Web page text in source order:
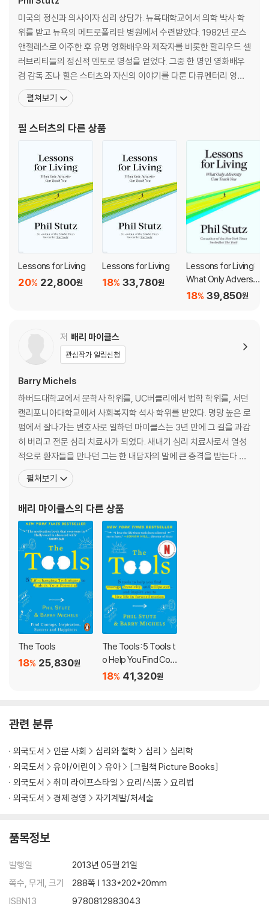
elf.”―Kathy Freston, author of Quantum Wellness
The Tools offers a solution to the biggest complaint patients
have about therapy: the interminable wait for change to begi
n. The traditional therapeutic model sets its sights on the pas
t, but psychiatrist Phil Stutz and psychotherapist Barry Michel
s employ an arsenal of techniques―“the tools”―that allow p
atients to use their problems as levers that access the power
of the unconscious and propel them into action. Suddenly, thr
ough this transformative approach, obstacles become new c
hances―to find courage, embrace discipline, develop self-ex
pression, deepen creativity.
A dynamic, results-oriented practice, The Tools aims to deliv
er relief from persistent problems and restore control and ho
pe right away. Every day presents challenges―big and small
―that the tools transform into opportunities to bring about b
old and dramatic change in your life. Stutz and Michels teach y
ou how to:
* Control Anger:Free yourself from out-of-control rage and
never-ending grudges.
ind your authentic voice.
* Combat Anxiety: Stop obsessive worrying and negative thi
nking.
* Find Discipline: Activate willpower and make the most of e
very minute.
With The Tools, Stutz and Michels allow you to realize the full r
ange of your potential. Their goal is nothing less than for your l
ife to become exceptional―exceptional in its resiliency, in its
experience of real happiness, and in its understanding of the h
uman spirit.
미국의 정신과 의사이자 심리 상담가. 뉴욕대학교에서 의학 박사 학
위를 받고 뉴욕의 메트로폴리탄 병원에서 수련받았다. 1982년 로스
앤젤레스로 이주한 후 유명 영화배우와 제작자를 비롯한 할리우드 셀
러브리티들의 정신적 멘토로 명성을 얻었다. 그중 한 명인 영화배우
겸 감독 조나 힐은 스터츠와 자신의 이야기를 다룬 다큐멘터리 영화
<스터츠: 마음을 다스리는 마스터>를 제작했다. 2022년 넷플릭스를
통해 공개된 이 영화는 내담자를 대하는 스터츠의 열정과 두 사람의
소개하면서 크게 주목받았다. 툴은 우리 모두
펼쳐보기
필 스터츠의 다른 상품
Lessons for Living
22,800원
20%
Lessons for Living
33,780원
18%
Lessons for Living:
What Only Adversit
y Can Teach You
39,850원
18%
저 배리 마이클스
관심작가 알림신청
Barry Michels
하버드대학교에서 문학사 학위를, UC버클리에서 법학 학위를, 서던
캘리포니아대학교에서 사회복지학 석사 학위를 받았다. 명망 높은 로
펌에서 잘나가는 변호사로 일하던 마이클스는 3년 만에 그 길을 과감
히 버리고 전문 심리 치료사가 되었다. 새내기 심리 치료사로서 열성
적으로 환자들을 만나던 그는 한 내담자의 말에 큰 충격을 받는다.
“어떻게 이 문제를 해결할지 알려주세요. 내가 ‘왜’ 불안한지 설명을
듣느라 돈과 시간을 낭비하고 싶지 않아요. 그건 저도 이미 알거든
세미나장에서 필 스터츠를 만나 새로운 전환점
펼쳐보기
배리 마이클스의 다른 상품
The Tools
25,830원
18%
The Tools: 5 Tools t
o Help You Find Cour
age, Creativity, and
41,320원
18%
관련 분류
외국도서 인문 사회 심리와 철학 심리
심리학
외국도서
유아/어린이 유아
[그림책 Picture Books]
외국도서
취미 라이프스타일 요리/식품
요리법
외국도서
경제 경영 자기계발/처세술
품목정보
발행일
2013년 05월 21일
쪽수, 무게, 크기
288쪽 | 133*202*20mm
ISBN13
9780812983043